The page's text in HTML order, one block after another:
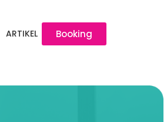
ARTIKEL Booking